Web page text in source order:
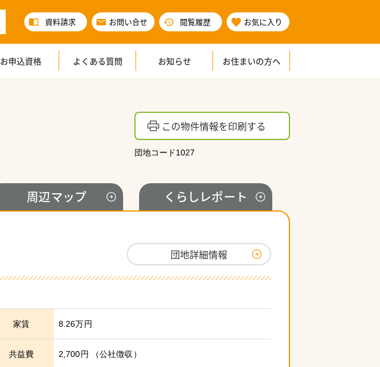
資料請求 お問い合せ 閲覧履歴 お気に入り
お申込資格 よくある質問 お知らせ お住まいの方へ
この物件情報を印刷する
団地コード1027
周辺マップ くらし レポート
団地詳細情報
家賃 8.26万円
共益費 2,700円 （公社徴収）